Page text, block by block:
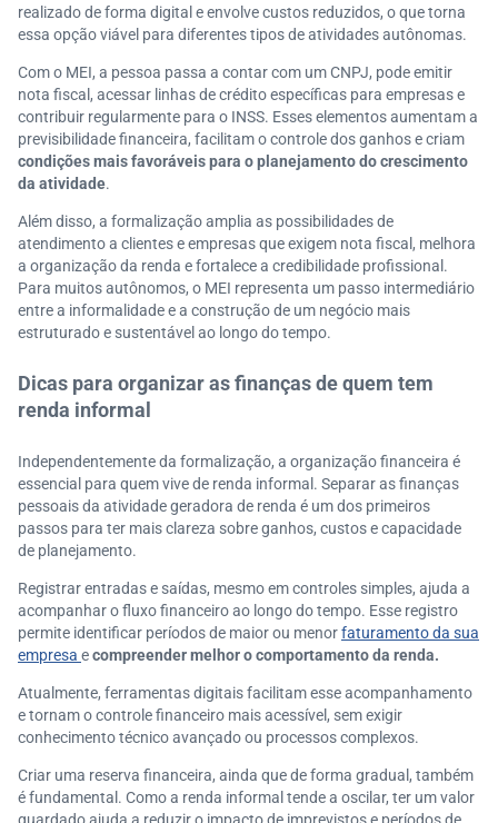
realizado de forma digital e envolve custos reduzidos, o que torna
essa opção viável para diferentes tipos de atividades autônomas.
Com o MEI, a pessoa passa a contar com um CNPJ, pode emitir
nota fiscal, acessar linhas de crédito específicas para empresas e
contribuir regularmente para o INSS. Esses elementos aumentam a
previsibilidade financeira, facilitam o controle dos ganhos e criam
condições mais favoráveis para o planejamento do crescimento
da atividade.
Além disso, a formalização amplia as possibilidades de
atendimento a clientes e empresas que exigem nota fiscal, melhora
a organização da renda e fortalece a credibilidade profissional.
Para muitos autônomos, o MEI representa um passo intermediário
entre a informalidade e a construção de um negócio mais
estruturado e sustentável ao longo do tempo.
Dicas para organizar as finanças de quem tem
renda informal
Independentemente da formalização, a organização financeira é
essencial para quem vive de renda informal. Separar as finanças
pessoais da atividade geradora de renda é um dos primeiros
passos para ter mais clareza sobre ganhos, custos e capacidade
de planejamento.
Registrar entradas e saídas, mesmo em controles simples, ajuda a
acompanhar o fluxo financeiro ao longo do tempo. Esse registro
permite identificar períodos de maior ou menorfaturamento da sua
empresa ecompreender melhor o comportamento da renda.
Atualmente, ferramentas digitais facilitam esse acompanhamento
e tornam o controle financeiro mais acessível, sem exigir
conhecimento técnico avançado ou processos complexos.
Criar uma reserva financeira, ainda que de forma gradual, também
é fundamental. Como a renda informal tende a oscilar, ter um valor